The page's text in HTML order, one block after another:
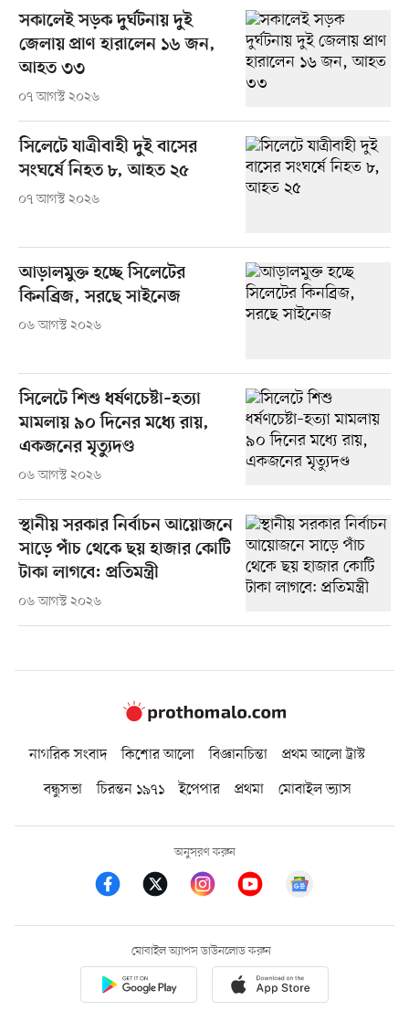
সকালেই সড়ক দুর্ঘটনায় দুই
জেলায় প্রাণ হারালেন ১৬ জন,
আহত ৩৩
০৭ আগস্ট ২০২৬
সিলেটে যাত্রীবাহী দুই বাসের
সংঘর্ষে নিহত ৮, আহত ২৫
০৭ আগস্ট ২০২৬
আড়ালমুক্ত হচ্ছে সিলেটের
কিনব্রিজ, সরছে সাইনেজ
০৬ আগস্ট ২০২৬
সিলেটে শিশু ধর্ষণচেষ্টা–হত্যা
মামলায় ৯০ দিনের মধ্যে রায়,
একজনের মৃত্যুদণ্ড
০৬ আগস্ট ২০২৬
স্থানীয় সরকার নির্বাচন আয়োজনে
সাড়ে পাঁচ থেকে ছয় হাজার কোটি
টাকা লাগবে: প্রতিমন্ত্রী
০৬ আগস্ট ২০২৬
নাগরিক সংবাদ কিশোর আলো বিজ্ঞানচিন্তা
প্রথম আলো ট্রাস্ট
বন্ধুসভা
চিরন্তন ১৯৭১ ইপেপার প্রথমা মোবাইল ভ্যাস
অনুসরণ করুন
মোবাইল অ্যাপস ডাউনলোড করুন